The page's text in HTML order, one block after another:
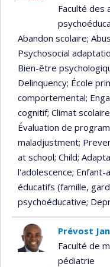
Faculté des
Abandon scolaire;
Psychosocial
Bien-être
Delinquency; École
comportemental;
cognitif; Climat scolaire
Évaluation de
maladjustment;
at school; Child;
l'adolescence; Enfant-
éducatifs (famille,
psychoéducative;
Prévost
Faculté de
pédiatrie